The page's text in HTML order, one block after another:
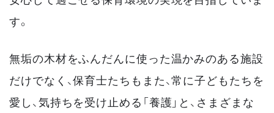
す。
無垢の木材をふんだんに使った温かみのある施設
だけでなく、保育士たちもまた、常に子どもたちを
愛し、気持ちを受け止める「養護」と、さまざまな